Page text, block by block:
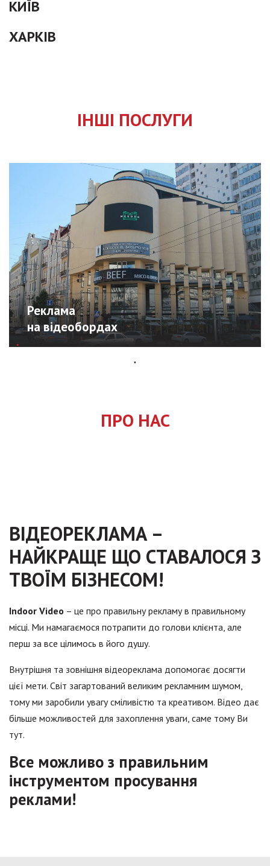
КИЇВ
ХАРКІВ
ІНШІ ПОСЛУГИ
Реклама
на відеобордах
Indoor.Video пропонує Вам рекламу продукту чи
ПРО НАС
ВІДЕОРЕКЛАМА –
НАЙКРАЩЕ ЩО СТАВАЛОСЯ З
ТВОЇМ БІЗНЕСОМ!
Indoor Video – це про правильну рекламу в правильному
місці. Ми намагаємося потрапити до голови клієнта, але
перш за все цілимось в його душу.
Внутрішня та зовнішня відеореклама допомогає досягти
цієї мети. Світ загартований великим рекламним шумом,
тому ми заробили увагу сміливістю та креативом. Відео дає
більше можливостей для захоплення уваги, саме тому Ви
тут.
Все можливо з правильним
інструментом просування
реклами!